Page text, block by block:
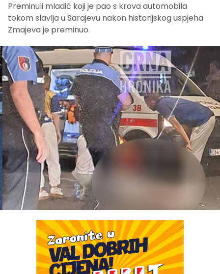
Preminuli mladić koji je pao s krova automobila
tokom slavlja u Sarajevu nakon historijskog uspjeha
Zmajeva je preminuo.